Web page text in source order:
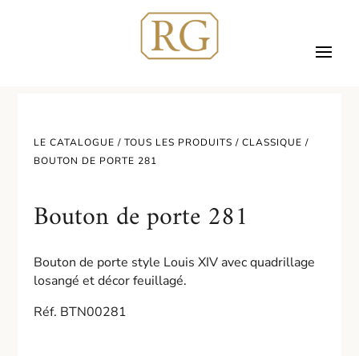
LE CATALOGUE /TOUS LES PRODUITS /CLASSIQUE /
BOUTON DE PORTE 281
Bouton de porte 281
Bouton de porte style Louis XIV avec quadrillage
losangé et décor feuillagé.
Réf. BTN00281